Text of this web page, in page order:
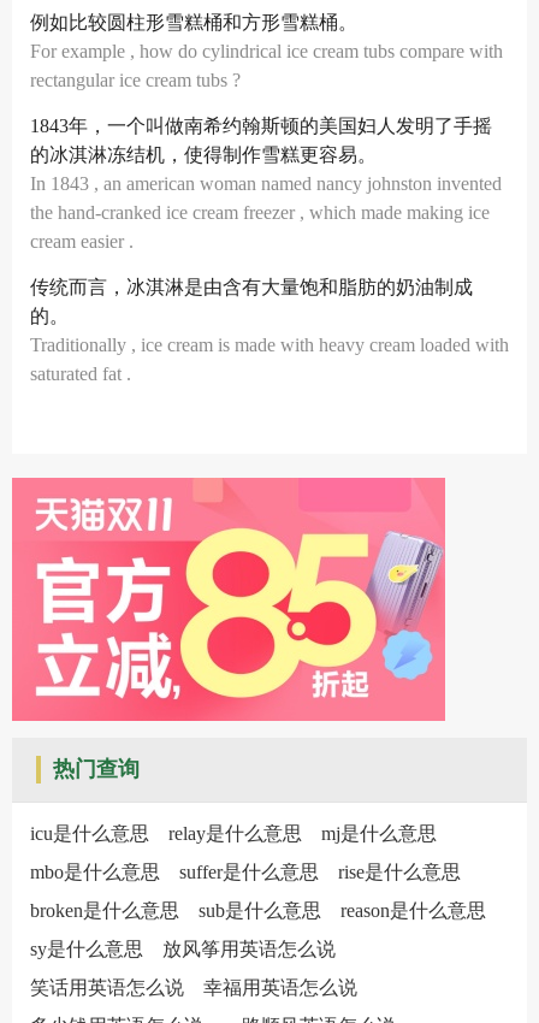
例如比较圆柱形雪糕桶和方形雪糕桶。
For example , how do cylindrical ice cream tubs compare with
rectangular ice cream tubs ?
1843年，一个叫做南希约翰斯顿的美国妇人发明了手摇
的冰淇淋冻结机，使得制作雪糕更容易。
In 1843 , an american woman named nancy johnston invented
the hand-cranked ice cream freezer , which made making ice
cream easier .
传统而言，冰淇淋是由含有大量饱和脂肪的奶油制成
的。
Traditionally , ice cream is made with heavy cream loaded with
saturated fat .
热门查询
icu是什么意思 relay是什么意思
mj是什么意思
mbo是什么意思
suffer是什么意思
rise是什么意思
broken是什么意思
sub是什么意思
reason是什么意思
sy是什么意思
放风筝用英语怎么说
笑话用英语怎么说
幸福用英语怎么说